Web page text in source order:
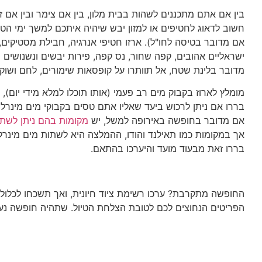
בין אם אתם מתכננים לשהות בבית מלון, בין אם צימר ובין אם
חשוב לדאוג לחטיפים או למזון יבש שיהיה איתכם למשך ימי
אם מדובר בטיסה לחו"ל). ארזו חטיפי אנרגיה, חבילת
ישראליים אהובים, קפה שחור, נס קפה, פירות יבשים
מדובר בלינת שטח, אל תוותרו על קופסאות שימורים, לחם
מומלץ לארוז בקבוק מים רב פעמי (אותו תוכלו למלא מידי יום),
בררו אם ניתן לרכוש ביעד שאליו אתם טסים בקבוקי מים
אם מדובר בחופשה באירופה למשל, יש מקומות בהם ניתן
אך במקומות כמו תאילנד והודו, ההמלצה היא לשתות מים
בררו זאת מבעוד מועד והיערכו בהתאם.
החופשה מתקרבת? ערכו רשימת ציוד חיונית, ואך תשכחו
הפריטים הנחוצים לכם לטובת הצלחת הטיול. שתהיה חופשה